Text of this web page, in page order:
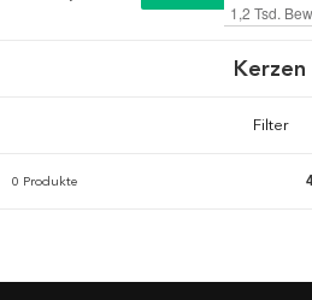
Kerzen
Filter
0 Produkte